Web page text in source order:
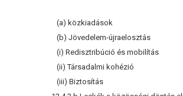
(a) közkiadások
(b) Jövedelem-újraelosztás
(i) Redisztribúció és mobilítás
(ii) Társadalmi kohézió
(iii) Biztosítás